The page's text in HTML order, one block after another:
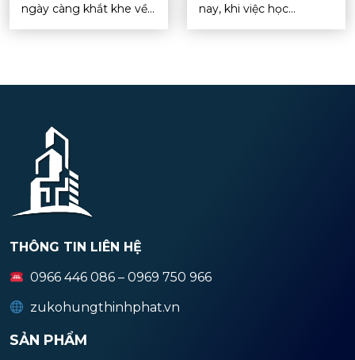
ngày càng khắt khe về...
nay, khi việc học...
THÔNG TIN LIÊN HỆ
0966 446 086 – 0969 750 966
zukohungthinhphat.vn
SẢN PHẨM